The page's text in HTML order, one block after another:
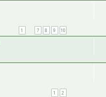
1 7 8 9 10
1 2